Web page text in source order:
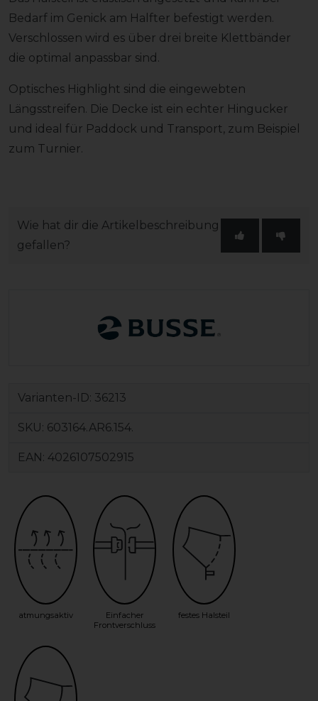
Bedarf im Genick am Halfter befestigt werden.
Verschlossen wird es über drei breite Klettbänder
die optimal anpassbar sind.
Optisches Highlight sind die eingewebten
Längsstreifen. Die Decke ist ein echter Hingucker
und ideal für Paddock und Transport, zum Beispiel
zum Turnier.
Wie hat dir die Artikelbeschreibung
gefallen?
Varianten-ID: 36213
SKU: 603164.AR6.154.
EAN: 4026107502915
atmungsaktiv
Einfacher
Frontverschluss
festes Halsteil